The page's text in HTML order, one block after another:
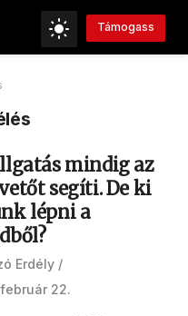
Támogass
mindig az
segíti. De ki
lépni a
Erdély
22.